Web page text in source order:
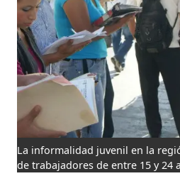
La informalidad juvenil en la
de trabajadores de entre 15 y 24